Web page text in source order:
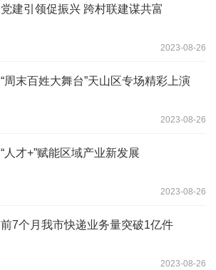
党建引领促振兴 跨村联建谋共富
2023-08-26
“周末百姓大舞台”天山区专场精彩上演
2023-08-26
“人才+”赋能区域产业新发展
2023-08-26
前7个月我市快递业务量突破1亿件
2023-08-26